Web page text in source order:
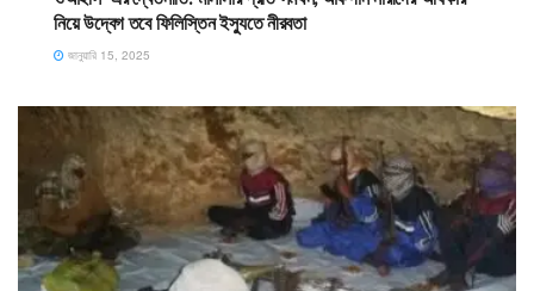
নিয়ে উদ্বেগ তবে ফিলিস্তিন ইস্যুতে নীরবতা
জানুয়ারি 15, 2025